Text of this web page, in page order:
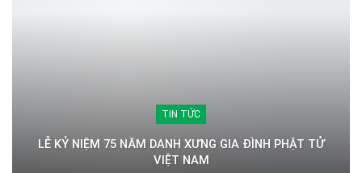
TIN TỨC
LỄ KỶ NIỆM 75 NĂM DANH XƯNG GIA ĐÌNH PHẬT TỬ
VIỆT NAM